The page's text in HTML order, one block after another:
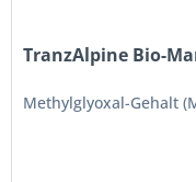
TranzAlpine Bio-
Methylglyoxal-Gehalt